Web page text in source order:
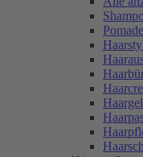
Pomade
Haargel